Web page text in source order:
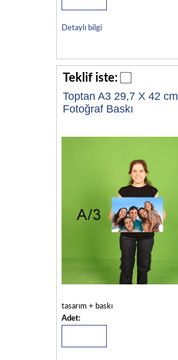
Detaylı bilgi
Teklif iste:
Toptan A3 29,7 X 42 cm
Fotoğraf Baskı
tasarım + baskı
Adet: